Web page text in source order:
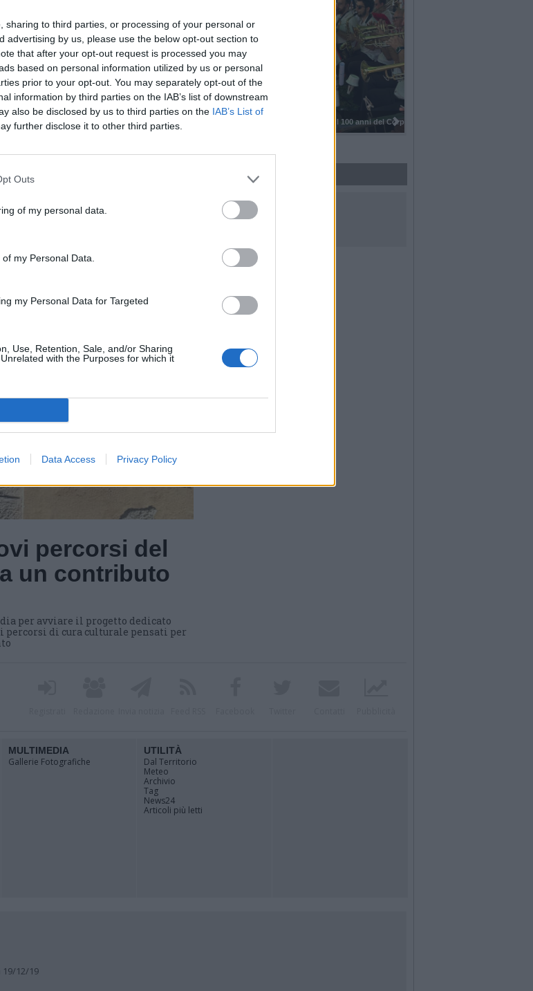
sharing to third parties, or processing of your personal or
advertising by us, please use the below opt-out section to
that after your opt-out request is processed you may
based on personal information utilized by us or personal
prior to your opt-out. You may separately opt-out of the
information by third parties on the IAB’s list of downstream
also be disclosed by us to third parties on the IAB’s List of
further disclose it to other third parties.
Outs
of my personal data.
my Personal Data.
my Personal Data for Targeted
Use, Retention, Sale, and/or Sharing
with the Purposes for which it
Data Access Privacy Policy
I 100 anni del Corpo Musicale di
percorsi del
un contributo
per avviare il progetto dedicato
di cura culturale pensati per
SEGUICI SUI SOCIAL
MULTIMEDIA
Gallerie Fotografiche
UTILITÀ
Dal Territorio
Meteo
Archivio
Tag
News24
Articoli più letti
12/19